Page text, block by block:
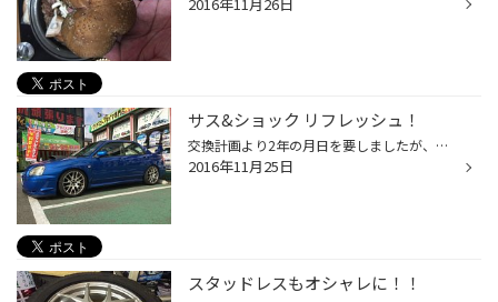
サス&ショック リフレッシュ！
交換計画より2年の月日を要しましたが、やっとリフレッシュできました( ´ ▽ ` )ﾉ コトコトと音が出はじめ、だましだまし乗っていましたが、この夏頃からゴトゴト、ゴキッと ひどくなり「コレはあかん！」と交換に至りました。 10年ぶりの車高調ですが乗り心地も悪くなく、ゴトゴト音から解放され車...
2016年11月25日
スタッドレスもオシャレに！！